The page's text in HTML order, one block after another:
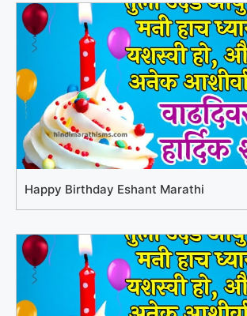
Happy Birthday Eshant Marathi